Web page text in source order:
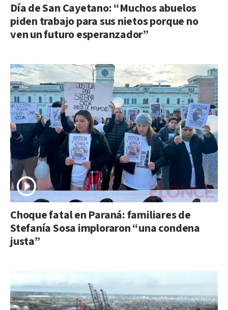
Día de San Cayetano: “Muchos abuelos
piden trabajo para sus nietos porque no
ven un futuro esperanzador”
Choque fatal en Paraná: familiares de
Stefanía Sosa imploraron “una condena
justa”